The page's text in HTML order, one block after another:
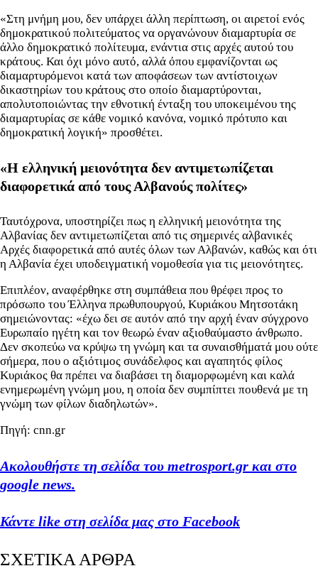
«Στη μνήμη μου, δεν υπάρχει άλλη περίπτωση, οι αιρετοί ενός
δημοκρατικού πολιτεύματος να οργανώνουν διαμαρτυρία σε
άλλο δημοκρατικό πολίτευμα, ενάντια στις αρχές αυτού του
κράτους. Και όχι μόνο αυτό, αλλά όπου εμφανίζονται ως
διαμαρτυρόμενοι κατά των αποφάσεων των αντίστοιχων
δικαστηρίων του κράτους στο οποίο διαμαρτύρονται,
απολυτοποιώντας την εθνοτική ένταξη του υποκειμένου της
διαμαρτυρίας σε κάθε νομικό κανόνα, νομικό πρότυπο και
δημοκρατική λογική» προσθέτει.
«Η ελληνική μειονότητα δεν αντιμετωπίζεται
διαφορετικά από τους Αλβανούς πολίτες»
Ταυτόχρονα, υποστηρίζει πως η ελληνική μειονότητα της
Αλβανίας δεν αντιμετωπίζεται από τις σημερινές αλβανικές
Αρχές διαφορετικά από αυτές όλων των Αλβανών, καθώς και ότι
η Αλβανία έχει υποδειγματική νομοθεσία για τις μειονότητες.
Επιπλέον, αναφέρθηκε στη συμπάθεια που θρέφει προς το
πρόσωπο του Έλληνα πρωθυπουργού, Κυριάκου Μητσοτάκη
σημειώνοντας: «έχω δει σε αυτόν από την αρχή έναν σύγχρονο
Ευρωπαίο ηγέτη και τον θεωρώ έναν αξιοθαύμαστο άνθρωπο.
Δεν σκοπεύω να κρύψω τη γνώμη και τα συναισθήματά μου ούτε
σήμερα, που ο αξιότιμος συνάδελφος και αγαπητός φίλος
Κυριάκος θα πρέπει να διαβάσει τη διαμορφωμένη και καλά
ενημερωμένη γνώμη μου, η οποία δεν συμπίπτει πουθενά με τη
γνώμη των φίλων διαδηλωτών».
Πηγή: cnn.gr
Ακολουθήστε τη σελίδα του metrosport.gr και στο
google news.
Κάντε like στη σελίδα μας στο Facebook
ΣΧΕΤΙΚΑ ΑΡΘΡΑ